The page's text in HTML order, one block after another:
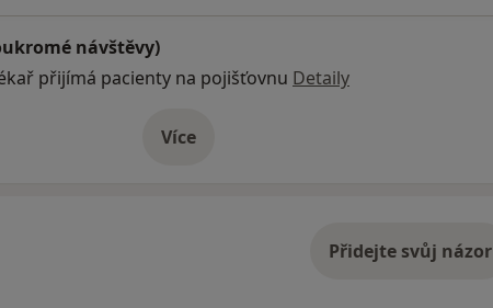
návštěvy)
přijímá pacienty na pojišťovnu Detaily
Víceo adrese
Přidejte svůj názor